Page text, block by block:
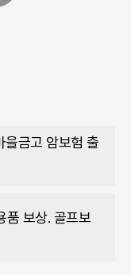
을금고 암보험 출
품 보상. 골프보